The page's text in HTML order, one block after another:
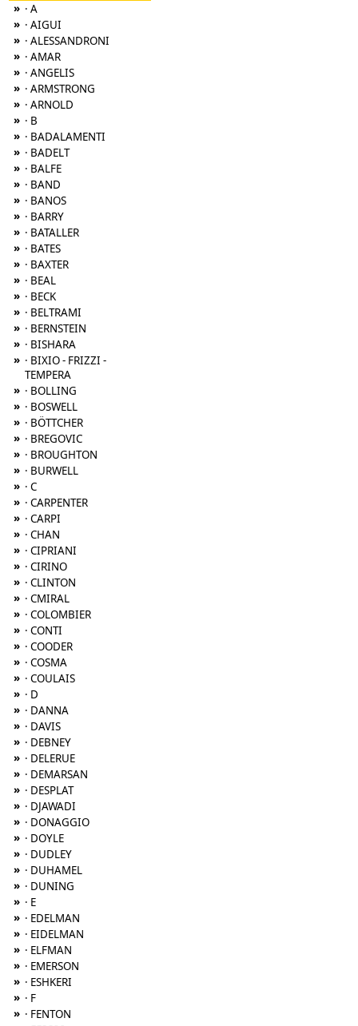
» · A
» · AIGUI
» · ALESSANDRONI
» · AMAR
» · ANGELIS
» · ARMSTRONG
» · ARNOLD
» · B
» · BADALAMENTI
» · BADELT
» · BALFE
» · BAND
» · BANOS
» · BARRY
» · BATALLER
» · BATES
» · BAXTER
» · BEAL
» · BECK
» · BELTRAMI
» · BERNSTEIN
» · BISHARA
» · BIXIO - FRIZZI -
TEMPERA
» · BOLLING
» · BOSWELL
» · BÖTTCHER
» · BREGOVIC
» · BROUGHTON
» · BURWELL
» · C
» · CARPENTER
» · CARPI
» · CHAN
» · CIPRIANI
» · CIRINO
» · CLINTON
» · CMIRAL
» · COLOMBIER
» · CONTI
» · COODER
» · COSMA
» · COULAIS
» · D
» · DANNA
» · DAVIS
» · DEBNEY
» · DELERUE
» · DEMARSAN
» · DESPLAT
» · DJAWADI
» · DONAGGIO
» · DOYLE
» · DUDLEY
» · DUHAMEL
» · DUNING
» · E
» · EDELMAN
» · EIDELMAN
» · ELFMAN
» · EMERSON
» · ESHKERI
» · F
» · FENTON